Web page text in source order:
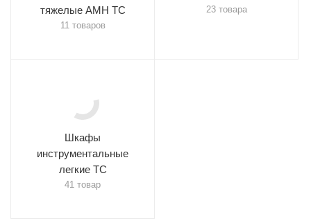
тяжелые AMH TC
11 товаров
23 товара
Шкафы
инструментальные
легкие ТС
41 товар